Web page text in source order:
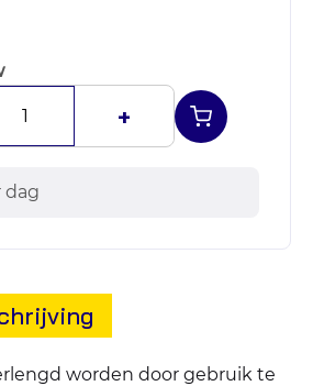
+
dag
worden door gebruik te